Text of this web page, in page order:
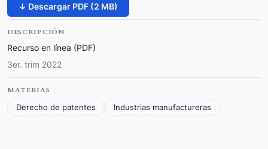
↓ Descargar PDF (2 MB)
DESCRIPCIÓN
Recurso en línea (PDF)
3er. trim 2022
MATERIAS
Derecho de patentes
Industrias manufactureras